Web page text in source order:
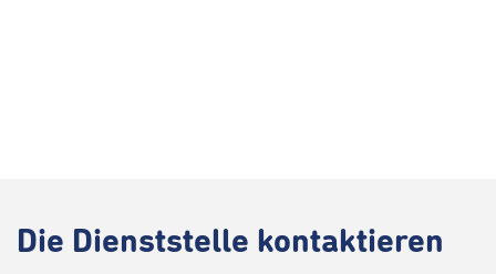
Die Dienststelle kontaktieren